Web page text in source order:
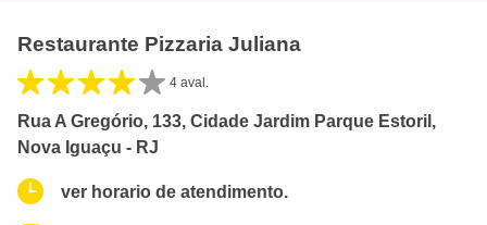
Restaurante Pizzaria Juliana
4 aval.
Rua A Gregório, 133, Cidade Jardim Parque Estoril,
Nova Iguaçu - RJ
ver horario de atendimento.